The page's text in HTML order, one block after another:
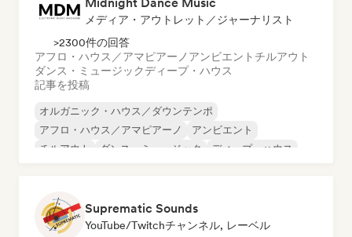
メディア・アウトレット／ジャーナリスト
>2300件の回答
アフロ・ハウス／アマピアーノ アンビエント チルアウト
ダンス・ミュージックディープ・ハウス
記事を投稿
オルガニック・ハウス／ダウンテンポ
アフロ・ハウス／アマピアーノ
アンビエント
チルアウト
ダンス・ミュージック
ディープ・ハウス
Suprematic Sounds
YouTube/Twitchチャンネル, レーベル